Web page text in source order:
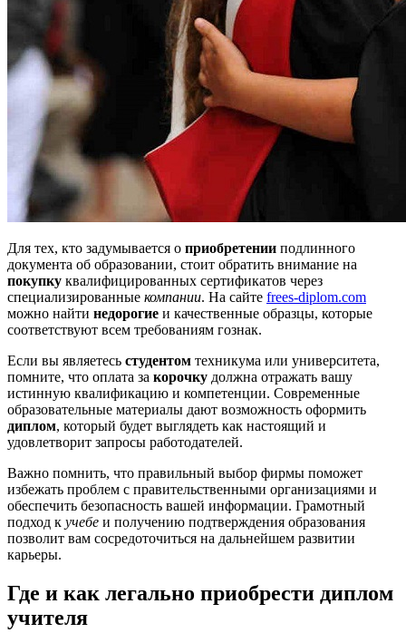
Для тех, кто задумывается о приобретении подлинного
документа об образовании, стоит обратить внимание на
покупку квалифицированных сертификатов через
специализированные компании. На сайте frees-diplom.com
можно найти недорогие и качественные образцы, которые
соответствуют всем требованиям гознак.
Если вы являетесь студентом техникума или университета,
помните, что оплата за корочку должна отражать вашу
истинную квалификацию и компетенции. Современные
образовательные материалы дают возможность оформить
диплом, который будет выглядеть как настоящий и
удовлетворит запросы работодателей.
Важно помнить, что правильный выбор фирмы поможет
избежать проблем с правительственными организациями и
обеспечить безопасность вашей информации. Грамотный
подход к учебе и получению подтверждения образования
позволит вам сосредоточиться на дальнейшем развитии
карьеры.
Где и как легально приобрести диплом
учителя